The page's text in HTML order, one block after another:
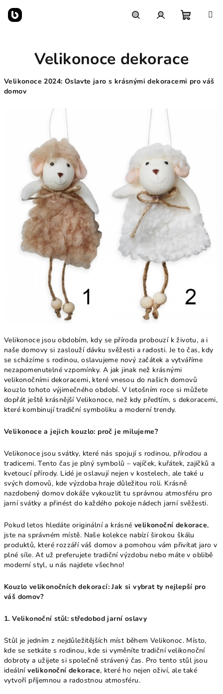
obsah
košík
Velikonoce dekorace
Velikonoce 2024: Oslavte jaro s krásnými dekoracemi pro váš
domov
Velikonoce jsou obdobím, kdy se příroda probouzí k životu, a i
naše domovy si zaslouží dávku svěžesti a radosti. Je to čas, kdy
se scházíme s rodinou, oslavujeme nový začátek a vytváříme
nezapomenutelné vzpomínky. A jak jinak než krásnými
velikonočními dekoracemi, které vnesou do našich domovů
kouzlo tohoto výjimečného období. V letošním roce si můžete
dopřát ještě krásnější Velikonoce, než kdy předtím, s dekoracemi,
které kombinují tradiční symboliku a moderní trendy.
Velikonoce a jejich kouzlo: proč je milujeme?
Velikonoce jsou svátky, které nás spojují s rodinou, přírodou a
tradicemi. Tento čas je plný symbolů – vajíček, kuřátek, zajíčků a
kvetoucí přírody. Lidé je oslavují nejen v kostelech, ale také u
svých domovů, kde výzdoba hraje důležitou roli. Krásně
nazdobený domov dokáže vykouzlit tu správnou atmosféru pro
jarní svátky a přinést do každého pokoje nádech jarní svěžesti.
Pokud letos hledáte originální a krásné velikonoční dekorace,
jste na správném místě. Naše kolekce nabízí širokou škálu
produktů, které rozzáří váš domov a pomohou vám přivítat jaro v
plné síle. Ať už preferujete tradiční výzdobu nebo máte v oblibě
moderní styl, u nás najdete všechno!
Kouzlo velikonočních dekorací: Jak si vybrat ty nejlepší pro
váš domov?
1. Velikonoční stůl: středobod jarní oslavy
Stůl je jedním z nejdůležitějších míst během Velikonoc. Místo,
kde se setkáte s rodinou, kde si vyměníte tradiční velikonoční
dobroty a užijete si společně strávený čas. Pro tento stůl jsou
ideálnívelikonoční dekorace, které ho nejen oživí, ale také
vytvoří příjemnou a radostnou atmosféru.